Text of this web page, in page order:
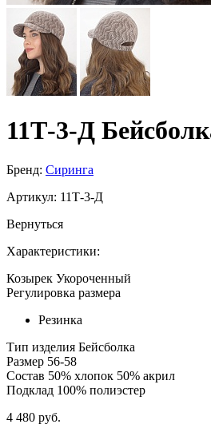
11Т-3-Д
Бренд: Сиринга
Артикул: 11Т-3-Д
Вернуться
Характеристики:
Козырек Укороченный
Регулировка размера
Резинка
Тип изделия Бейсболка
Размер 56-58
Состав 50% хлопок 50% акрил
Подклад 100% полиэстер
4 480 руб.